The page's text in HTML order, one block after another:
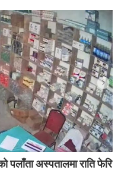
पलाँता अस्पतालमा राति फेरि